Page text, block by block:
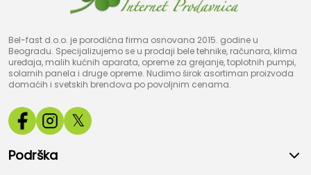
Bel-fast d.o.o. je porodična firma osnovana 2015. godine u
Beogradu. Specijalizujemo se u prodaji bele tehnike, računara, klima
uređaja, malih kućnih aparata, opreme za grejanje, toplotnih pumpi,
solarnih panela i druge opreme. Nudimo širok asortiman proizvoda
domaćih i svetskih brendova po povoljnim cenama.
𝕏
Podrška